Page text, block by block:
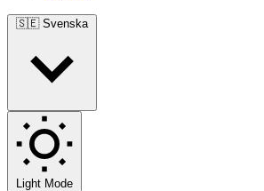
🇸🇪 Svenska
Light Mode